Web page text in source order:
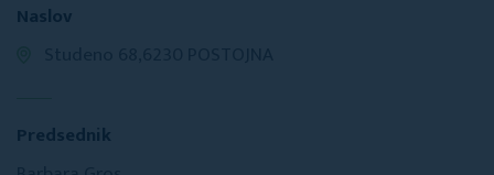
Naslov
Predsednik